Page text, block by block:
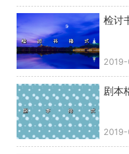
检讨
剧本